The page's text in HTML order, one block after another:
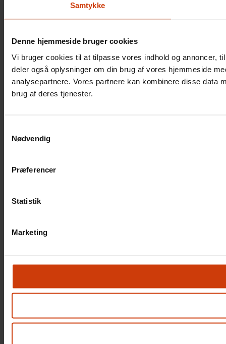
Samtykke
Denne hjemmeside bruger cookies
Vi bruger cookies til at tilpasse vores indhold og annoncer,
deler også oplysninger om din brug af vores hjemmeside
analysepartnere. Vores partnere kan kombinere disse data
brug af deres tjenester.
Nødvendig
Præferencer
Statistik
Marketing